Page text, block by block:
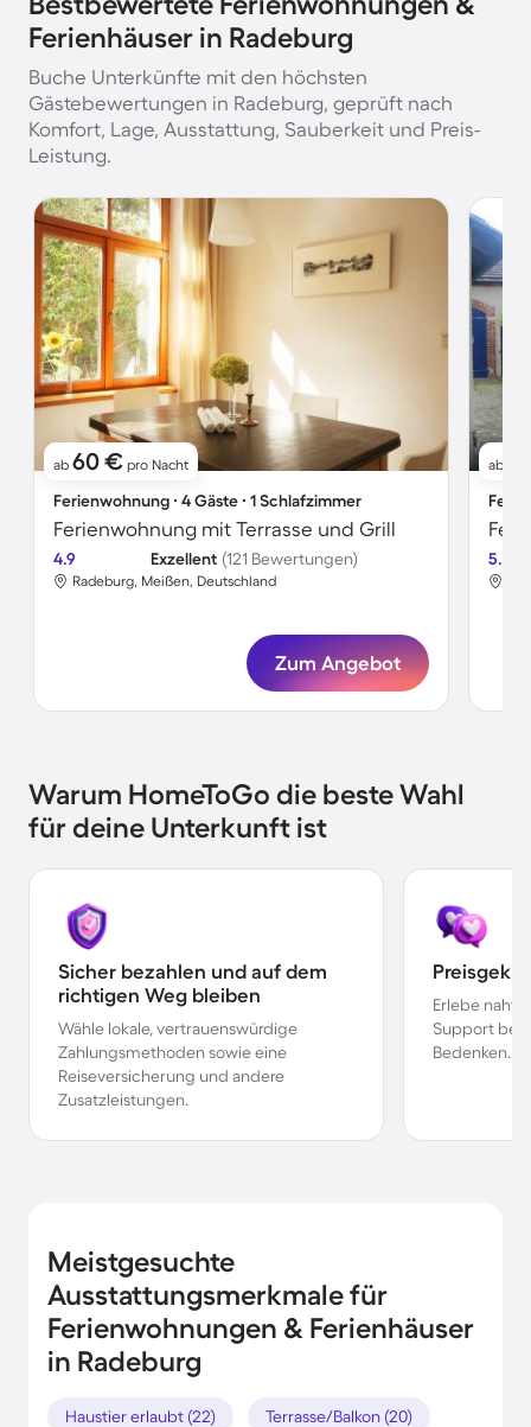
Ferienhäuser in Radeburg
Buche Unterkünfte mit den höchsten
Gästebewertungen in Radeburg, geprüft nach
Komfort, Lage, Ausstattung, Sauberkeit und Preis-
Leistung.
ab 60 € pro Nacht
Ferienwohnung ∙ 4 Gäste ∙ 1 Schlafzimmer
Ferienwohnung mit Terrasse und Grill
4.9 Exzellent (121 Bewertungen)
Radeburg, Meißen, Deutschland
Zum Angebot
ab
5.0
Warum HomeToGo die beste Wahl
für deine Unterkunft ist
Sicher bezahlen und auf dem
richtigen Weg bleiben
Wähle lokale, vertrauenswürdige
Zahlungsmethoden sowie eine
Reiseversicherung und andere
Zusatzleistungen.
Erlebe
Support bei
Bedenken.
Meistgesuchte
Ausstattungsmerkmale für
Ferienwohnungen & Ferienhäuser
in Radeburg
Haustier erlaubt (22) Terrasse/Balkon (20)